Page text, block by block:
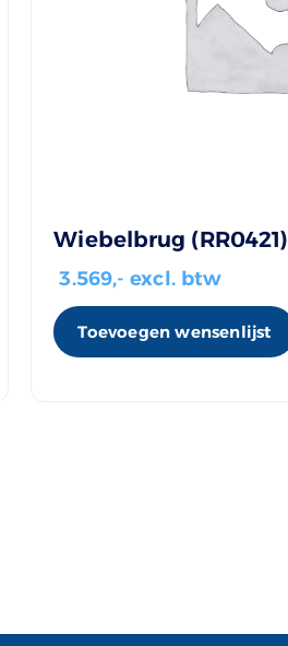
Wiebelbrug (RR0421)
3.569,- excl. btw
Toevoegen wensenlijst